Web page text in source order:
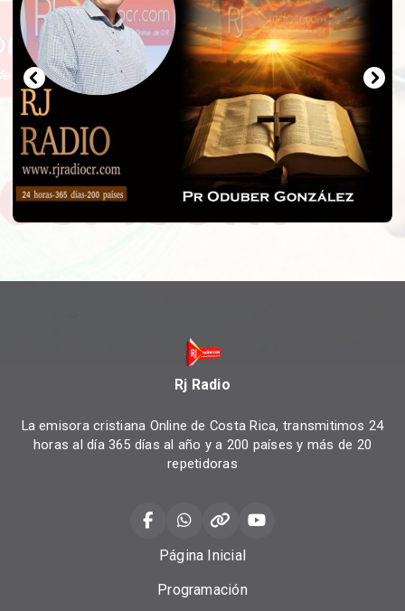
Rj Radio
La emisora cristiana Online de Costa Rica, transmitimos 24
horas al día 365 días al año y a 200 países y más de 20
repetidoras
Página Inicial
Programación